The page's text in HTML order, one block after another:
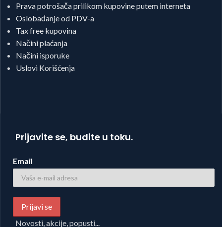
Prava potrošača prilikom kupovine putem interneta
Oslobađanje od PDV-a
Tax free kupovina
Načini plaćanja
Načini isporuke
Uslovi Korišćenja
Prijavite se, budite u toku.
Email
Novosti, akcije, popusti...